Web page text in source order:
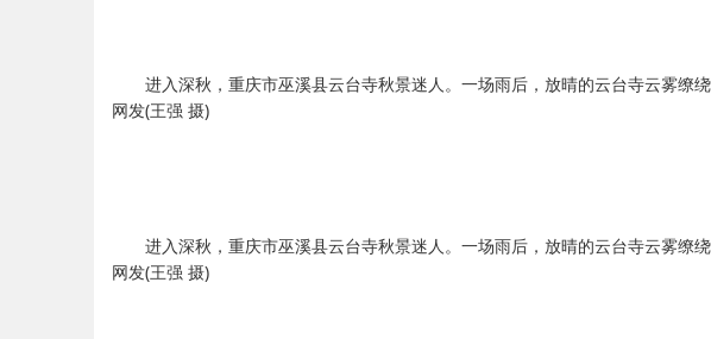
进入深秋，重庆市巫溪县云台寺秋景迷人。一场雨后，放晴的云台寺云雾缭
网发(王强 摄)
进入深秋，重庆市巫溪县云台寺秋景迷人。一场雨后，放晴的云台寺云雾缭
网发(王强 摄)